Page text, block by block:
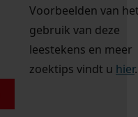
Voorbeelden van
gebruik van deze
leestekens en meer
zoektips vindt u hier.